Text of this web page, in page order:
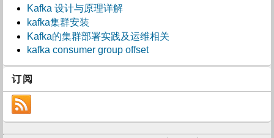
Kafka 设计与原理详解
kafka集群安装
Kafka的集群部署实践及运维相关
kafka consumer group offset
订阅